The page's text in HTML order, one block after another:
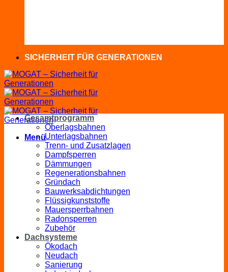
SICHERHEIT FÜR GENERATIONEN
Menü
Gesamtprogramm
Oberlagsbahnen
Unterlagsbahnen
Trenn- und Zusatzlagen
Dampfsperren
Dämmungen
Regenerationsbahnen
Gründach
Bauwerksabdichtungen
Flüssigkunststoffe
Mauersperrbahnen
Radonsperren
Zubehör
Dachsysteme
Ökodach
Neudach
Sanierung